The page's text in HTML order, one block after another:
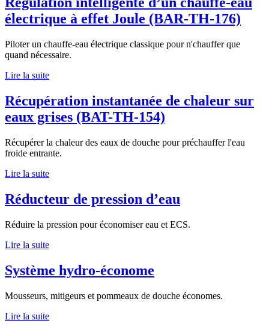
électrique à effet Joule (BAR-TH-176)
Piloter un chauffe-eau électrique classique pour n'chauffer que
quand nécessaire.
Lire la suite
Récupération instantanée de chaleur sur
eaux grises (BAT-TH-154)
Récupérer la chaleur des eaux de douche pour préchauffer l'eau
froide entrante.
Lire la suite
Réducteur de pression d’eau
Réduire la pression pour économiser eau et ECS.
Lire la suite
Système hydro-économe
Mousseurs, mitigeurs et pommeaux de douche économes.
Lire la suite